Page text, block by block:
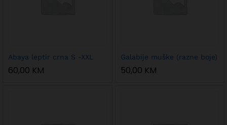
Abaya leptir crna S -XXL
60,00 KM
Galabije muške (razne boje)
50,00 KM